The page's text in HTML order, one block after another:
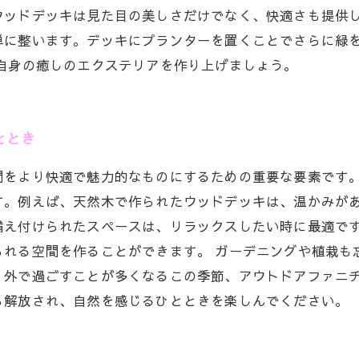
ドデッキは見た目の美しさだけでなく、快適さも提供
整います。デッキにプランターを置くことでさらに緑
の癒しのエクステリアを作り上げましょう。
とき
より快適で魅力的なものにするための重要な要素です
例えば、天然木で作られたウッドデッキは、温かみが
付けられたスペースは、リラックスしたい時に最適で
る空間を作ることができます。 ガーデニングや植栽
で過ごすことが多くなるこの季節、アウトドアファニ
放され、自然を感じるひとときを楽しんでください。